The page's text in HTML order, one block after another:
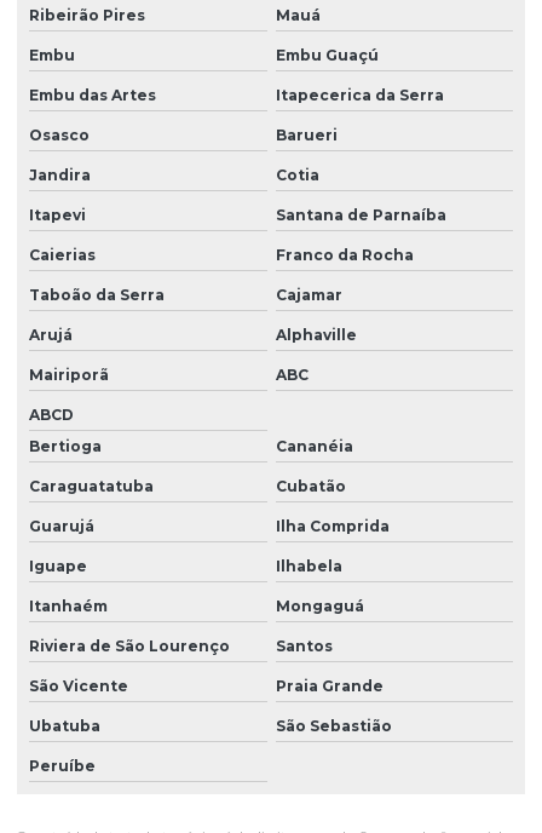
Manutenção de bomba de seringa ms56
Manutenção de bomba de seringa ms56 em são paulo
Manutenção de bomba de seringa ms56 em sp
Manutenção corretiva hospitalar
Manutenção hospitalar
Manutenção preditiva de parque tecnológico
Manutenção preventiva de equipamentos médicos
Manutenção preventiva hospitalar
Monitoramento de equipamentos médicos
Monitoramento de parque tecnológico hospitalar
Otimização de equipamentos hospitalares
Otimização de parque tecnológico hospitalar
Planejamento de engenharia clínica
Planejamento estratégico para parque hospitalar
Planejamento de manutenção hospitalar
Planejamento de parque tecnológico hospitalar
Ribeirão Pires Mauá
Embu Embu Guaçú
Embu das Artes Itapecerica da Serra
Osasco Barueri
Jandira Cotia
Itapevi Santana de Parnaíba
Caierias Franco da Rocha
Taboão da Serra Cajamar
Arujá Alphaville
Mairiporã ABC
ABCD
Bertioga
Cananéia
Caraguatatuba Cubatão
Guarujá Ilha Comprida
Iguape Ilhabela
Itanhaém Mongaguá
Riviera de São Lourenço Santos
São Vicente Praia Grande
Ubatuba São Sebastião
Peruíbe